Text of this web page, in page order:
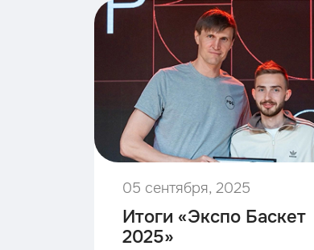
05 сентября, 2025
Итоги «Экспо Баскет
2025»